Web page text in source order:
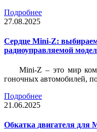
Подробнее
27.08.2025
Сердце Mini-Z:
радиоуправляемой
Mini-Z – это мир
гоночных автомобилей,
Подробнее
21.06.2025
Обкатка двигателя для